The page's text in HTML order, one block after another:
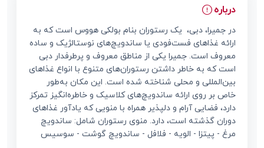
درباره
در جمیرا، دبی، یک رستوران بنام بولکی هووس است که به
ارائه غذاهای فست‌فودی یا ساندویچ‌های نوستالژیک و ساده
معروف است. جمیرا یکی از مناطق معروف و پرطرفدار دبی
است که به خاطر داشتن رستوران‌های متنوع با انواع غذاهای
بین‌المللی و محلی شناخته شده است. این مکان به‌طور
خاص بر روی ارائه ساندویچ‌های کلاسیک و خاطره‌انگیز تمرکز
دارد، فضایی آرام و دلپذیر همراه با منویی که یادآور غذاهای
دوران گذشته است، دارد. منوی رستوران شامل: ساندویچ
مرغ - پیتزا - الویه - فلافل - ساندویچ گوشت - سوسیس